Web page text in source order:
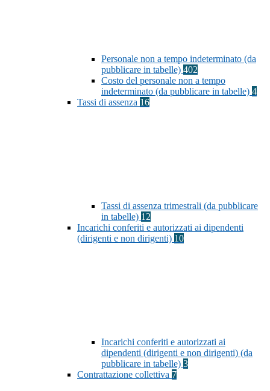
Personale non a tempo indeterminato (da
pubblicare in tabelle) 402
Costo del personale non a tempo
indeterminato (da pubblicare in tabelle) 4
Tassi di assenza 16
Tassi di assenza trimestrali (da pubblicare
in tabelle) 12
Incarichi conferiti e autorizzati ai dipendenti
(dirigenti e non dirigenti) 10
Incarichi conferiti e autorizzati ai
dipendenti (dirigenti e non dirigenti) (da
pubblicare in tabelle) 3
Contrattazione collettiva 7